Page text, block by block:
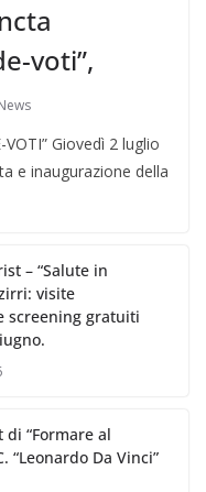
voti”,
VOTI” Giovedì 2 luglio
e inaugurazione della
– “Salute in
visite
screening gratuiti
“Formare al
“Leonardo Da Vinci”